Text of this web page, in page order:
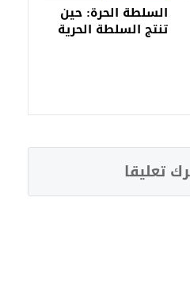
السلطة الحرة: حين
تنتج السلطة الحرية
تعليقا